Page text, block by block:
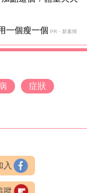
一個瘦一個 PR・新素簡
症狀
入